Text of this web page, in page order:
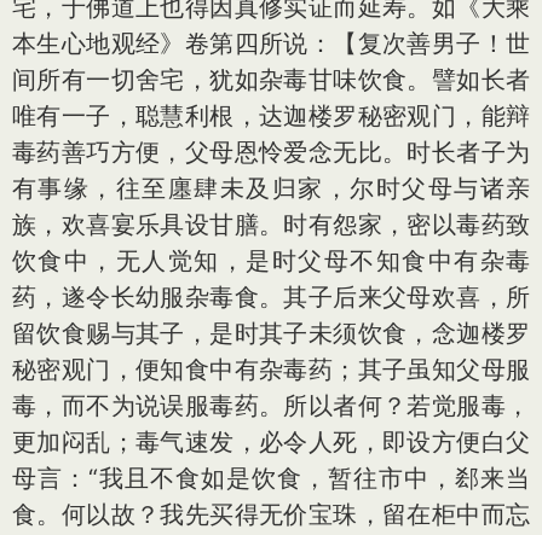
宅，于佛道上也得因真修实证而延寿。如《大乘
本生心地观经》卷第四所说：【复次善男子！世
间所有一切舍宅，犹如杂毒甘味饮食。譬如长者
唯有一子，聪慧利根，达迦楼罗秘密观门，能辩
毒药善巧方便，父母恩怜爱念无比。时长者子为
有事缘，往至廛肆未及归家，尔时父母与诸亲
族，欢喜宴乐具设甘膳。时有怨家，密以毒药致
饮食中，无人觉知，是时父母不知食中有杂毒
药，遂令长幼服杂毒食。其子后来父母欢喜，所
留饮食赐与其子，是时其子未须饮食，念迦楼罗
秘密观门，便知食中有杂毒药；其子虽知父母服
毒，而不为说误服毒药。所以者何？若觉服毒，
更加闷乱；毒气速发，必令人死，即设方便白父
母言：“我且不食如是饮食，暂往市中，郄来当
食。何以故？我先买得无价宝珠，留在柜中而忘